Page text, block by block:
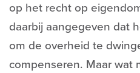
op het recht op
daarbij aangegeven dat
om de overheid te
compenseren. Maar wat